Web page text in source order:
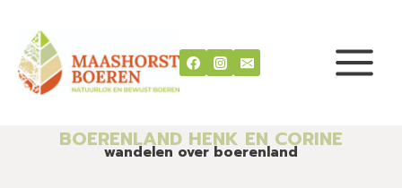
inhoud
BOERENLAND HENK EN CORINE
wandelen over boerenland